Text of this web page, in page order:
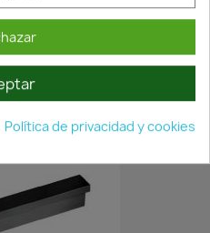
3,68 €
Política de privacidad y cookies